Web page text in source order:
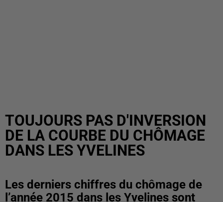
TOUJOURS PAS D'INVERSION
DE LA COURBE DU CHÔMAGE
DANS LES YVELINES
Les derniers chiffres du chômage de
l’année 2015 dans les Yvelines sont